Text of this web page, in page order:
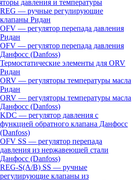
давления и температуры
REG — ручные регулирующие
клапаны Ридан
OFV — регулятор перепада давления
Ридан
OFV — регулятор перепада давления
Данфосс (Danfoss)
Термостатические элементы для ORV
Ридан
ORV — регуляторы температуры масла
Ридан
ORV — регуляторы температуры масла
Данфосс (Danfoss)
KDC — регулятор давления с
функцией обратного клапана Данфосс
(Danfoss)
OFV SS — регулятор перепада
давления из нержавеющей стали
Данфосс (Danfoss)
REG-S(A/B) SS — ручные
регулирующие клапаны из